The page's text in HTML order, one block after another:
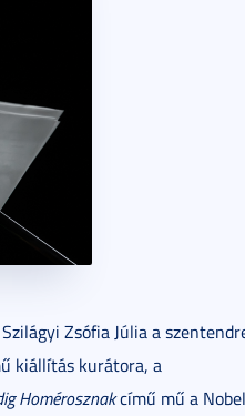
Zsófia Júlia a
kiállítás kurátora, a
Homérosznakcímű mű a